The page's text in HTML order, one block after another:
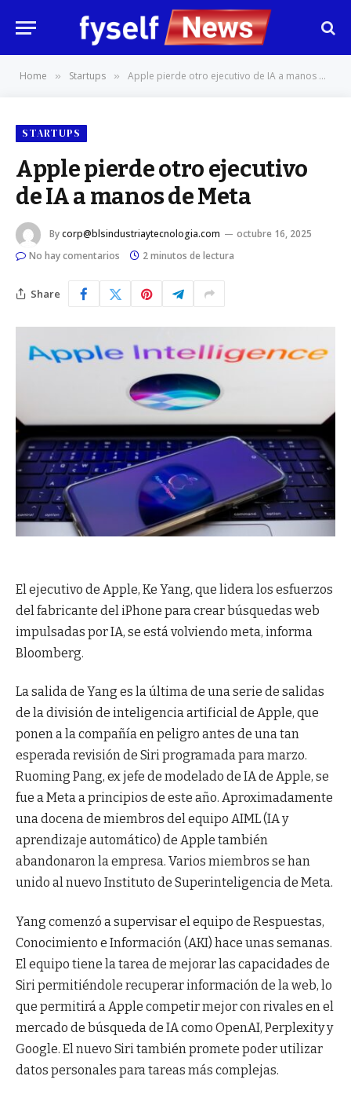
Home » Startups » Apple pierde otro ejecutivo de IA a manos de Meta
STARTUPS
Apple pierde otro ejecutivo
de IA a manos de Meta
Bycorp@blsindustriaytecnologia.com
octubre 16, 2025
No hay comentarios
2 minutos de lectura
Share
El ejecutivo de Apple, Ke Yang, que lidera los esfuerzos
del fabricante del iPhone para crear búsquedas web
impulsadas por IA, se está volviendo meta, informa
Bloomberg.
La salida de Yang es la última de una serie de salidas
de la división de inteligencia artificial de Apple, que
ponen a la compañía en peligro antes de una tan
esperada revisión de Siri programada para marzo.
Ruoming Pang, ex jefe de modelado de IA de Apple, se
fue a Meta a principios de este año. Aproximadamente
una docena de miembros del equipo AIML (IA y
aprendizaje automático) de Apple también
abandonaron la empresa. Varios miembros se han
unido al nuevo Instituto de Superinteligencia de Meta.
Yang comenzó a supervisar el equipo de Respuestas,
Conocimiento e Información (AKI) hace unas semanas.
El equipo tiene la tarea de mejorar las capacidades de
Siri permitiéndole recuperar información de la web, lo
que permitirá a Apple competir mejor con rivales en el
mercado de búsqueda de IA como OpenAI, Perplexity y
Google. El nuevo Siri también promete poder utilizar
datos personales para tareas más complejas.